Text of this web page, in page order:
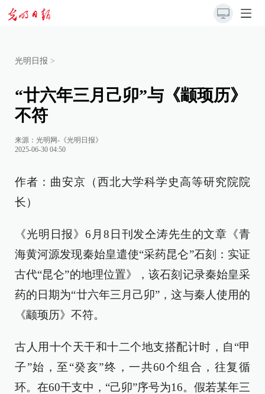
光明日报 >
“廿六年三月己卯”与《颛顼历》
不符
来源： 光明网-《光明日报》
2025-06-30 04:50
作者：曲安京（西北大学科学史高等研究院院
长）
《光明日报》6月8日刊发仝涛先生的文章《青
海黄河源发现秦始皇遣使“采药昆仑”石刻：实证
古代“昆仑”的地理位置》，该石刻记录秦始皇采
药的日期为“廿六年三月己卯”，这与秦人使用的
《颛顼历》不符。
古人用十个天干和十二个地支搭配计时，自“甲
子”始，至“癸亥”终，一共60个组合，往复循
环。在60干支中，“己卯”序号为16。假若某年三